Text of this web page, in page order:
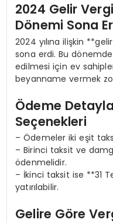
2024 Gelir
Dönemi Sona
2024 yılına ilişkin
sona erdi. Bu
edilmesi için ev
beyanname vermek
Ödeme
Seçenekleri
– Ödemeler iki eşit
– Birinci taksit ve
ödenmelidir.
– İkinci taksit ise **31
yatırılabilir.
Gelire Göre